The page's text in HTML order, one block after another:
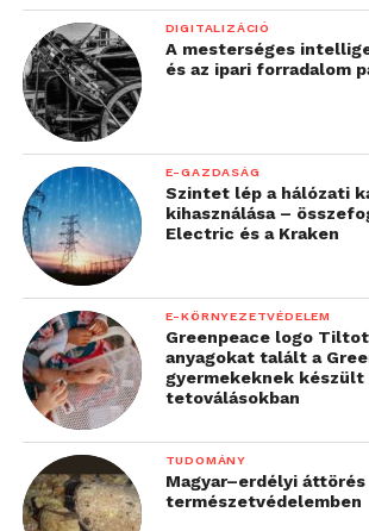
A megállapodás részeként a One
hivatalos lógója megjelenik a
sportruházatán, továbbá a távközlési
reklámjai és hirdetései minden
kommunikációs és
megtalálhatók majd. A szurkolók első
holnapi Magyarország–Finnország
mérkőzésen találkozhatnak az One
DIGITALIZÁCIÓ
A mesterséges
és az ipari forradalom
E-GAZDASÁG
Szintet lép a hálózati
kihasználása –
Electric és a Kraken
E-KÖRNYEZETVÉDELEM
Greenpeace logo
anyagokat talált a
gyermekeknek készült
tetoválásokban
TUDOMÁNY
Magyar–erdélyi áttörés
természetvédelemben